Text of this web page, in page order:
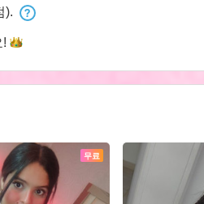
).
!
무료